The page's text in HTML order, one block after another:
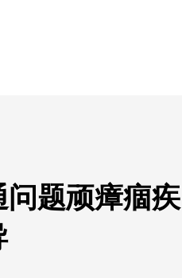
题顽瘴痼